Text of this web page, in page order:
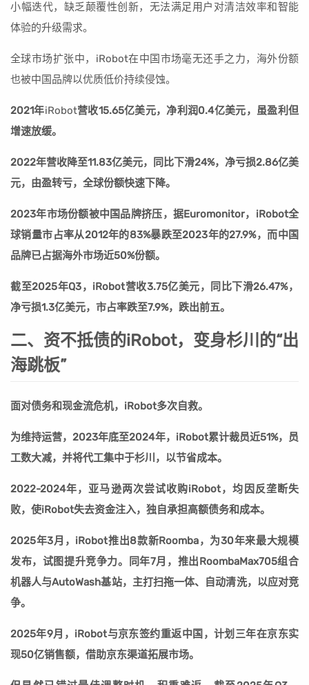
小幅迭代，缺乏颠覆性创新，无法满足用户对清洁效率和智能
体验的升级需求。
全球市场扩张中，iRobot在中国市场毫无还手之力，海外份额
也被中国品牌以优质低价持续侵蚀。
2021年iRobot营收15.65亿美元，净利润0.4亿美元，虽盈利但
增速放缓。
2022年营收降至11.83亿美元，同比下滑24%，净亏损2.86亿美
元，由盈转亏，全球份额快速下降。
2023年市场份额被中国品牌挤压，据Euromonitor，iRobot全
球销量市占率从2012年的83%暴跌至2023年的27.9%，而中国
品牌已占据海外市场近50%份额。
截至2025年Q3，iRobot营收3.75亿美元，同比下滑26.47%，
净亏损1.3亿美元，市占率跌至7.9%，跌出前五。
二、资不抵债的iRobot，变身杉川的“出
海跳板”
面对债务和现金流危机，iRobot多次自救。
为维持运营，2023年底至2024年，iRobot累计裁员近51%，员
工数大减，并将代工集中于杉川，以节省成本。
2022-2024年，亚马逊两次尝试收购iRobot，均因反垄断失
败，使iRobot失去资金注入，独自承担高额债务和成本。
2025年3月，iRobot推出8款新Roomba，为30年来最大规模
发布，试图提升竞争力。同年7月，推出RoombaMax705组合
机器人与AutoWash基站，主打扫拖一体、自动清洗，以应对竞
争。
2025年9月，iRobot与京东签约重返中国，计划三年在京东实
现50亿销售额，借助京东渠道拓展市场。